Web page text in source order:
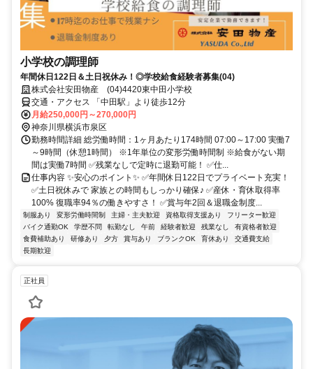
小学校の調理師
年間休日122日＆土日祝休み！◎学校給食経験者募集(04)
株式会社安田物産 (04)4420東中田小学校
交通・アクセス 「中田駅」より徒歩12分
月給250,000円～270,000円
神奈川県横浜市泉区
勤務時間詳細 総労働時間：1ヶ月あたり174時間 07:00～17:00 実働7
～9時間（休憩1時間） ※1年単位の変形労働時間制 ※給食がない期
間は実働7時間 ✅残業なしで定時に退勤可能！ ✅仕...
仕事内容 ✨安心のポイント✨ ✅年間休日122日でプライベート充実！
✅土日祝休みで 家族との時間もしっかり確保♪ ✅産休・育休取得率
100% 復職率94％の働きやすさ！ ✅賞与年2回＆退職金制度...
制服あり 変形労働時間制 主婦・主夫歓迎 資格取得支援あり
フリーター歓迎
バイク通勤OK
学歴不問 転勤なし 午前 経験者歓迎 残業なし
有資格者歓迎
食費補助あり
研修あり 夕方 賞与あり ブランクOK 育休あり
交通費支給
長期歓迎
正社員